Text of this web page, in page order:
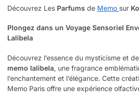
Découvrez Les Parfums de Memo sur
Plongez dans un Voyage Sensoriel
Lalibela
Découvrez l’essence du mysticisme et
memo lalibela, une fragrance
l’enchantement et l’élégance. Cette
Memo Paris offre une expérience